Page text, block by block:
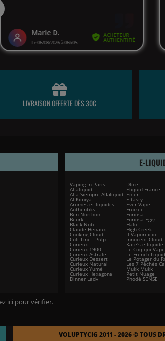
LIVRAISON OFFERTE DÈS 30€
ici pour vérifier.
E-
Vaping In Paris
Alfaliquid
Alfa Siempre Alfaliquid
Al-Kimiya
Aromes et liquides
Authentiks
Ben Northon
Beurk
Black Note
Claude Henaux
Cooking Cloud
Cult Line - Pulp
Curieux
Curieux 1900
Curieux Astrale
Curieux Dessert
Curieux Natural
Curieux Yumé
Curieux Hexagone
Dinner Lady
Dlice
Eliquid France
Enfer
E-tasty
Ever Vape
Fruizee
Furiosa
Furiosa Eggz
Halo
High Creek
Il Vaporificio
Innocent Cloud
Kate's e-liquide
Le Coq qui Vape
Le French
Le Potager du
Les 7 Péchés
Mukk Mukk
Petit Nuage
Phodé SENSE
VOLUPTYCIG 2011 - 2026 © TOUS